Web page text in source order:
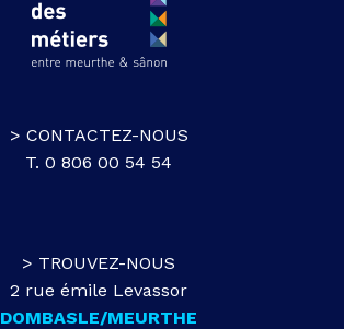
> CONTACTEZ-NOUS
T. 0 806 00 54 54
> TROUVEZ-NOUS
2 rue émile Levassor
DOMBASLE/MEURTHE